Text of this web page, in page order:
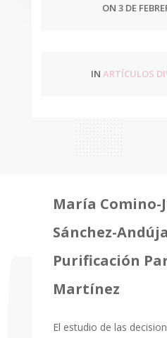
ON 3 DE
IN ARTÍCULOS
María Comino-
Sánchez-
Purificación
Martínez
El estudio de las